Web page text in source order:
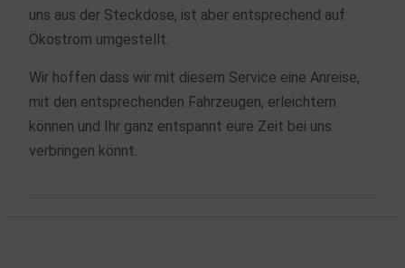
uns aus der Steckdose, ist aber entsprechend auf
Ökostrom umgestellt.
Wir hoffen dass wir mit diesem Service eine Anreise,
mit den entsprechenden Fahrzeugen, erleichtern
können und Ihr ganz entspannt eure Zeit bei uns
verbringen könnt.